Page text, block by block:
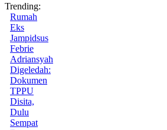
Trending:
Rumah
Eks
Jampidsus
Febrie
Adriansyah
Digeledah:
Dokumen
TPPU
Disita,
Dulu
Sempat